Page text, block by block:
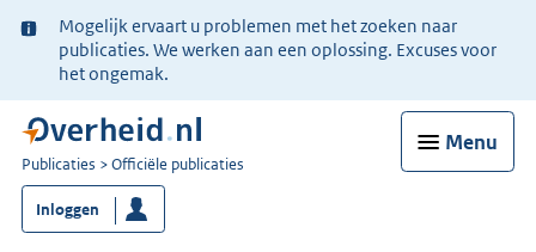
Ter
informatie:
Mogelijk ervaart u problemen met het zoeken naar
publicaties. We werken aan een oplossing. Excuses voor
het ongemak.
Menu
U
bent
nu
hier:
Publicaties Officiële publicaties
Inloggen